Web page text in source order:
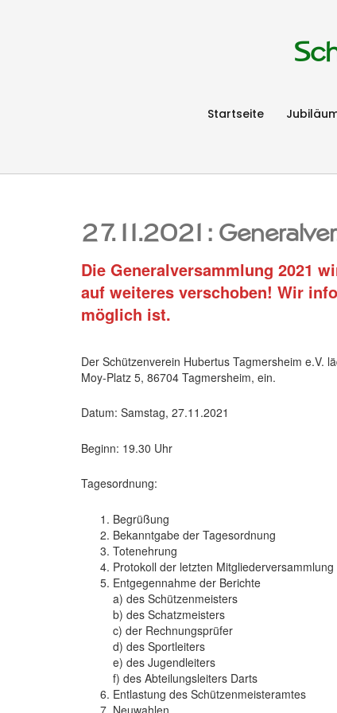
Startseite
27.11.2021:
Die Generalversammlung 2021
auf weiteres verschoben! Wir
möglich ist.
Der Schützenverein Hubertus Tagmersheim e.V.
Moy-Platz 5, 86704 Tagmersheim, ein.
Datum: Samstag, 27.11.2021
Beginn: 19.30 Uhr
Tagesordnung:
Begrüßung
Bekanntgabe der Tagesordnung
Totenehrung
Protokoll der letzten Mitgliederversammlung
Entgegennahme der Berichte
a) des Schützenmeisters
b) des Schatzmeisters
c) der Rechnungsprüfer
d) des Sportleiters
e) des Jugendleiters
f) des Abteilungsleiters Darts
Entlastung des Schützenmeisteramtes
Neuwahlen